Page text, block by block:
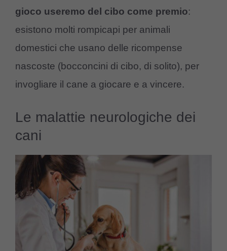
gioco useremo del cibo come premio:
esistono molti rompicapi per animali
domestici che usano delle ricompense
nascoste (bocconcini di cibo, di solito), per
invogliare il cane a giocare e a vincere.
Le malattie neurologiche dei
cani